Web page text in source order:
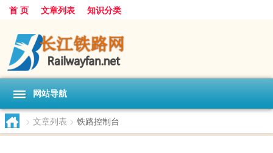
首 页 文章列表 知识分类
网站导航
> 文章列表 > 铁路控制台